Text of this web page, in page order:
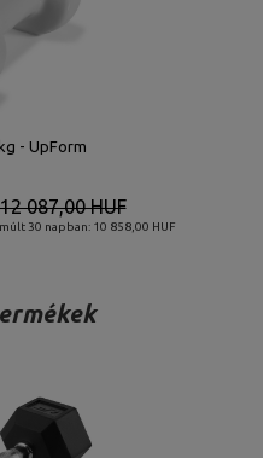
- UpForm
30 napban: 10 858,00 HUF
12 087,00 HUF